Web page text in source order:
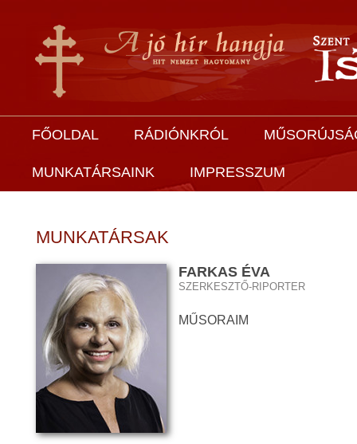
FŐOLDAL RÁDIÓNKRÓL
MUNKATÁRSAINK IMPRESSZUM
MUNKATÁRSAK
FARKAS ÉVA
SZERKESZTŐ-RIPORTER
MŰSORAIM